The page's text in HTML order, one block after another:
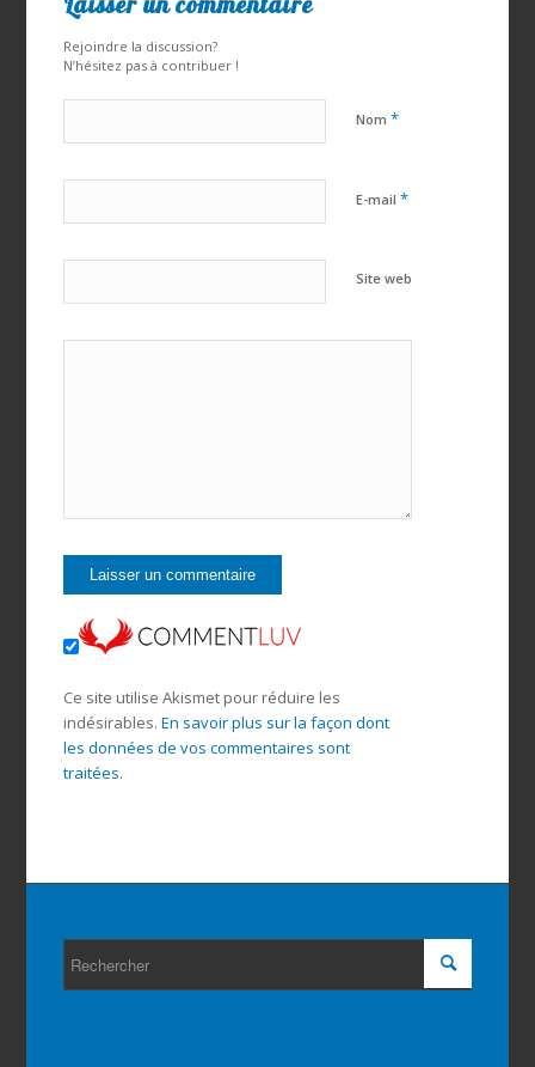
Rejoindre la discussion?
N’hésitez pas à contribuer !
Nom *
E-mail *
Site web
Ce site utilise Akismet pour réduire les
indésirables. En savoir plus sur la façon dont
les données de vos commentaires sont
traitées.